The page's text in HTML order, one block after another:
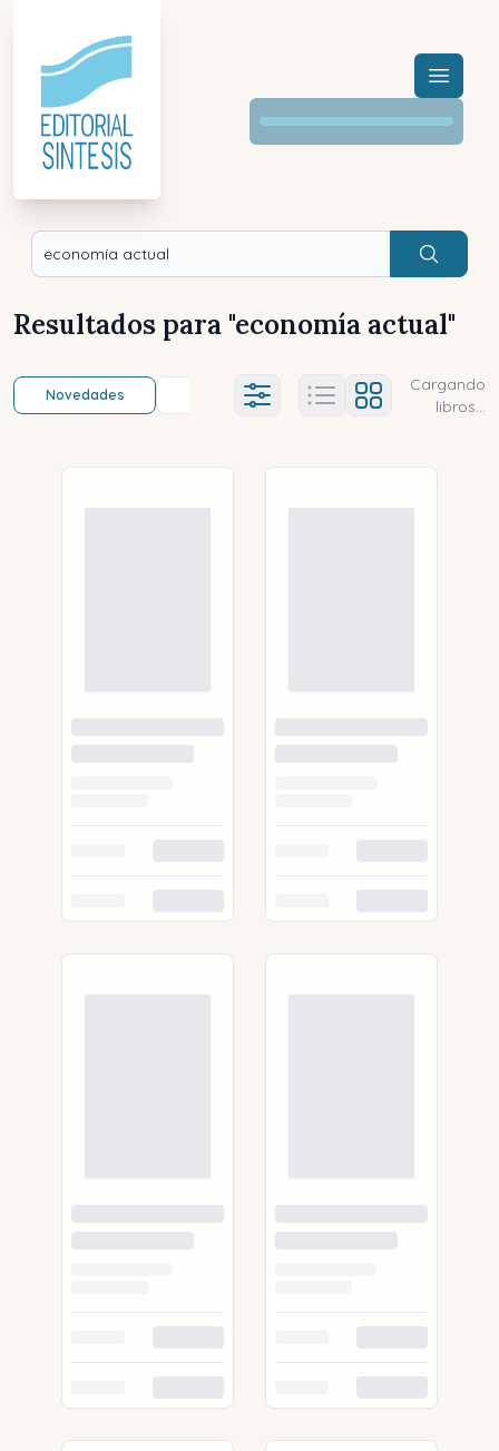
Menú
Buscar
Resultados para "economía actual"
Novedades Título (a-z) Título (z-a)
Ajustes abierto
Cargando
libros...